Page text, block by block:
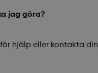
jag göra?
hjälp eller kontakta din